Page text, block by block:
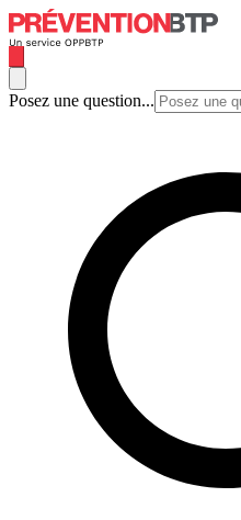
Posez une question...